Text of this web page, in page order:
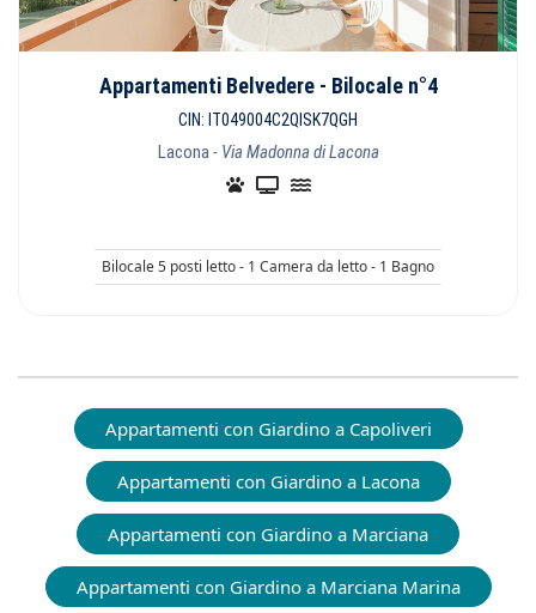
Appartamenti Belvedere - Bilocale n°4
CIN: IT049004C2QISK7QGH
Lacona- Via Madonna di Lacona
Bilocale 5 posti letto - 1 Camera da letto - 1 Bagno
Appartamenti con Giardino a Capoliveri
Appartamenti con Giardino a Lacona
Appartamenti con Giardino a Marciana
Appartamenti con Giardino a Marciana Marina